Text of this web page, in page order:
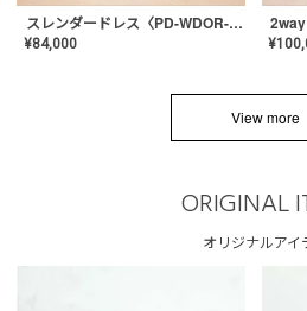
スレンダードレス〈PD-WDOR-2110〉
¥84,000 ¥
View more
ORIGINAL
オリジナルアイ